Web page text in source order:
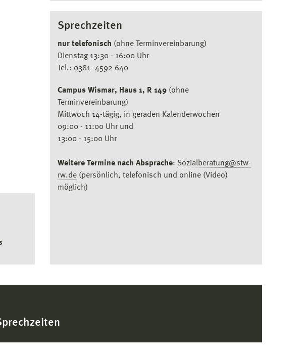
Sprechzeiten
nur telefonisch (ohne Terminvereinbarung)
Dienstag 13:30 - 16:00 Uhr
Tel.: 0381- 4592 640
Campus Wismar, Haus 1, R 149 (ohne
Terminvereinbarung)
Mittwoch 14-tägig, in geraden Kalenderwochen
09:00 - 11:00 Uhr und
13:00 - 15:00 Uhr
Weitere Termine nach Absprache: Sozialberatung@stw-
rw.de (persönlich, telefonisch und online (Video)
möglich)